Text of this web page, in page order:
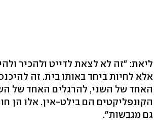
ליאת: "זה לא לצאת לדייט ולהכיר
אלא לחיות ביחד באותו בית. זה
האחד של השני, להרגלים האחד של
הקונפליקטים הם בילט-אין. אלו הן
גם מגבשות".